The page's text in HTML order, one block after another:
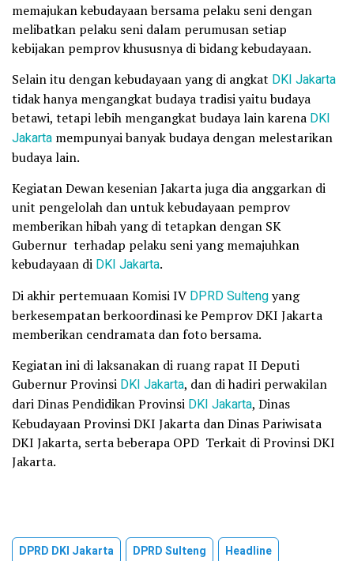
memajukan kebudayaan bersama pelaku seni dengan
melibatkan pelaku seni dalam perumusan setiap
kebijakan pemprov khususnya di bidang kebudayaan.
Selain itu dengan kebudayaan yang di angkat DKI Jakarta
tidak hanya mengangkat budaya tradisi yaitu budaya
betawi, tetapi lebih mengangkat budaya lain karena DKI
Jakarta mempunyai banyak budaya dengan melestarikan
budaya lain.
Kegiatan Dewan kesenian Jakarta juga dia anggarkan di
unit pengelolah dan untuk kebudayaan pemprov
memberikan hibah yang di tetapkan dengan SK
Gubernur terhadap pelaku seni yang memajuhkan
kebudayaan di DKI Jakarta.
Di akhir pertemuaan Komisi IV DPRD Sultengyang
berkesempatan berkoordinasi ke Pemprov DKI Jakarta
memberikan cendramata dan foto bersama.
Kegiatan ini di laksanakan di ruang rapat II Deputi
Gubernur Provinsi DKI Jakarta, dan di hadiri perwakilan
dari Dinas Pendidikan Provinsi DKI Jakarta, Dinas
Kebudayaan Provinsi DKI Jakarta dan Dinas Pariwisata
DKI Jakarta, serta beberapa OPD Terkait di Provinsi DKI
Jakarta.
DPRD DKI Jakarta DPRD Sulteng
Headline